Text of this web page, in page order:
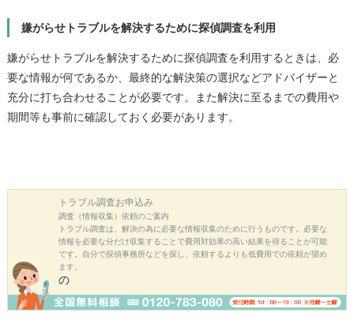
嫌がらせトラブルを解決するために探偵調査を利用
嫌がらせトラブルを解決するために探偵調査を利用するときは、必
要な情報が何であるか、最終的な解決策の選択などアドバイザーと
充分に打ち合わせることが必要です。また解決に至るまでの費用や
期間等も事前に確認しておく必要があります。
トラブル調査お申込み
調査（情報収集）依頼のご案内
トラブル調査は、解決の為に必要な情報収集のために行うものです。必要な
情報を必要な分だけ収集することで費用対効果の高い結果を得ることが可能
です。自分で探偵事務所などを探し、依頼するよりも低費用での依頼が望め
ます。
の